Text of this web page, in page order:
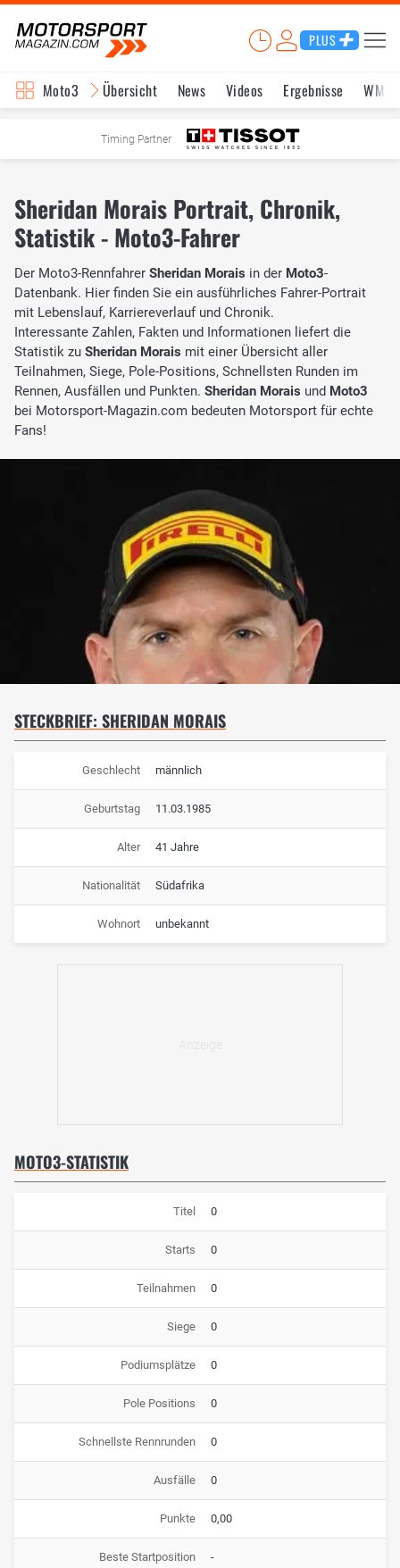
PLUS
Moto3 Übersicht News Videos Ergebnisse WM-
Timing Partner
Sheridan Morais Portrait, Chronik,
Statistik - Moto3-Fahrer
Der Moto3-Rennfahrer Sheridan Morais in der Moto3-
Datenbank. Hier finden Sie ein ausführliches Fahrer-Portrait
mit Lebenslauf, Karriereverlauf und Chronik.
Interessante Zahlen, Fakten und Informationen liefert die
Statistik zu Sheridan Morais mit einer Übersicht aller
Teilnahmen, Siege, Pole-Positions, Schnellsten Runden im
Rennen, Ausfällen und Punkten. Sheridan Morais und Moto3
bei Motorsport-Magazin.com bedeuten Motorsport für echte
Fans!
STECKBRIEF: SHERIDAN MORAIS
Geschlecht männlich
Geburtstag 11.03.1985
Alter 41 Jahre
Nationalität Südafrika
Wohnort unbekannt
MOTO3-STATISTIK
Titel 0
Starts 0
Teilnahmen 0
Siege 0
Podiumsplätze 0
Pole Positions 0
Schnellste Rennrunden 0
Ausfälle 0
Punkte 0,00
Beste Startposition -